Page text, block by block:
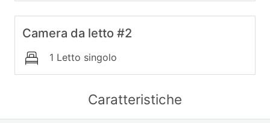
Camera da letto #2
1 Letto singolo
Caratteristiche